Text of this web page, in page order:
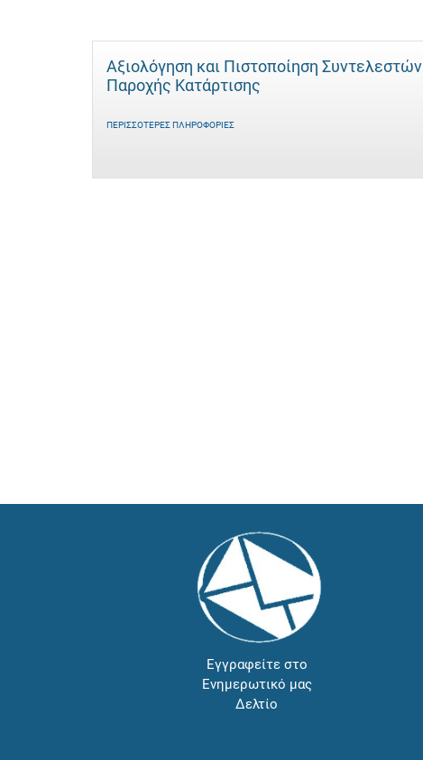
Αξιολόγηση και Πιστοποίηση Συντελεστών
Παροχής Κατάρτισης
ΠΕΡΙΣΣΌΤΕΡΕΣ ΠΛΗΡΟΦΟΡΊΕΣ
Εγγραφείτε στο
Ενημερωτικό μας
Δελτίο